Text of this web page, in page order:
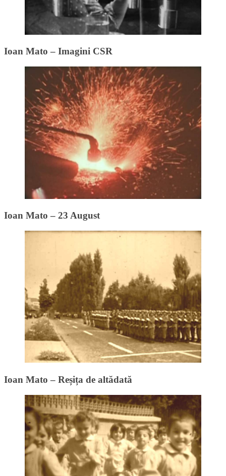
Ioan Mato – Imagini CSR
Ioan Mato – 23 August
Ioan Mato – Reșița de altădată